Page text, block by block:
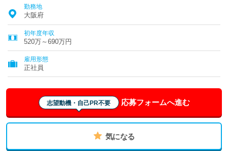
勤務地
大阪府
初年度年収
520万～690万円
雇用形態
正社員
志望動機・自己PR不要 応募フォームへ進む
気になる